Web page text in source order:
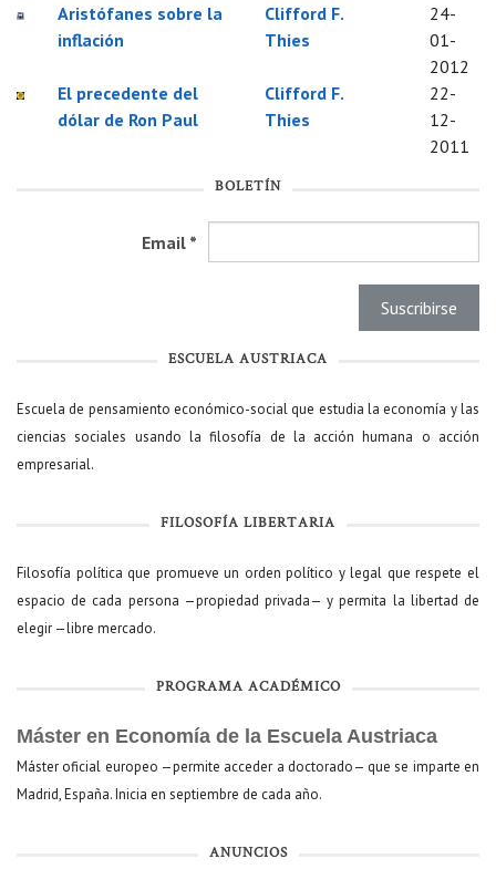
Aristófanes sobre la
inflación
Clifford F.
Thies
24-
01-
2012
El precedente del
dólar de Ron Paul
Clifford F.
Thies
22-
12-
2011
BOLETÍN
Email *
ESCUELA AUSTRIACA
Escuela de pensamiento económico-social que estudia la economía y las
ciencias sociales usando la filosofía de la acción humana o acción
empresarial.
FILOSOFÍA LIBERTARIA
Filosofía política que promueve un orden político y legal que respete el
espacio de cada persona —propiedad privada— y permita la libertad de
elegir —libre mercado.
PROGRAMA ACADÉMICO
Máster en Economía de la Escuela Austriaca
Máster oficial europeo —permite acceder a doctorado— que se imparte en
Madrid, España. Inicia en septiembre de cada año.
ANUNCIOS